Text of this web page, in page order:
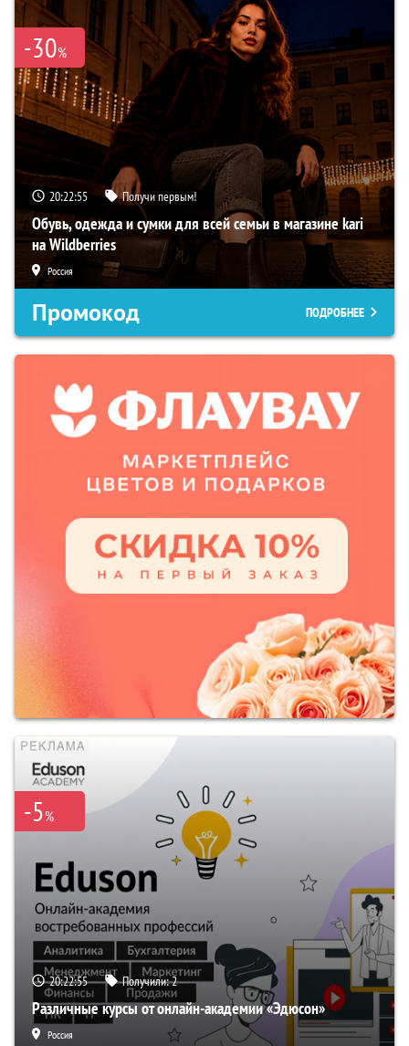
-30%
20:22:54 Получи первым!
Обувь, одежда и сумки для всей семьи в магазине kari
на Wildberries
Россия
Промокод ПОДРОБНЕЕ
-5%
20:22:54 Получили:2
Различные курсы от онлайн-академии «Эдюсон»
Россия